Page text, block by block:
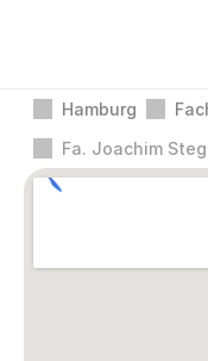
Hamburg
Fa. Joachim